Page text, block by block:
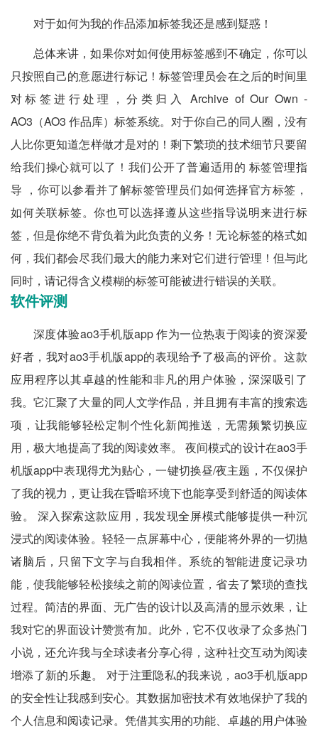
对于如何为我的作品添加标签我还是感到疑惑！
总体来讲，如果你对如何使用标签感到不确定，你可以
只按照自己的意愿进行标记！标签管理员会在之后的时间里
对标签进行处理，分类归入 Archive of Our Own -
AO3（AO3 作品库）标签系统。对于你自己的同人圈，没有
人比你更知道怎样做才是对的！剩下繁琐的技术细节只要留
给我们操心就可以了！我们公开了普遍适用的 标签管理指
导 ，你可以参看并了解标签管理员们如何选择官方标签，
如何关联标签。你也可以选择遵从这些指导说明来进行标
签，但是你绝不背负着为此负责的义务！无论标签的格式如
何，我们都会尽我们最大的能力来对它们进行管理！但与此
同时，请记得含义模糊的标签可能被进行错误的关联。
软件评测
深度体验ao3手机版app 作为一位热衷于阅读的资深爱
好者，我对ao3手机版app的表现给予了极高的评价。这款
应用程序以其卓越的性能和非凡的用户体验，深深吸引了
我。它汇聚了大量的同人文学作品，并且拥有丰富的搜索选
项，让我能够轻松定制个性化新闻推送，无需频繁切换应
用，极大地提高了我的阅读效率。 夜间模式的设计在ao3手
机版app中表现得尤为贴心，一键切换昼/夜主题，不仅保护
了我的视力，更让我在昏暗环境下也能享受到舒适的阅读体
验。 深入探索这款应用，我发现全屏模式能够提供一种沉
浸式的阅读体验。轻轻一点屏幕中心，便能将外界的一切抛
诸脑后，只留下文字与自我相伴。系统的智能进度记录功
能，使我能够轻松接续之前的阅读位置，省去了繁琐的查找
过程。简洁的界面、无广告的设计以及高清的显示效果，让
我对它的界面设计赞赏有加。此外，它不仅收录了众多热门
小说，还允许我与全球读者分享心得，这种社交互动为阅读
增添了新的乐趣。 对于注重隐私的我来说，ao3手机版app
的安全性让我感到安心。其数据加密技术有效地保护了我的
个人信息和阅读记录。凭借其实用的功能、卓越的用户体验